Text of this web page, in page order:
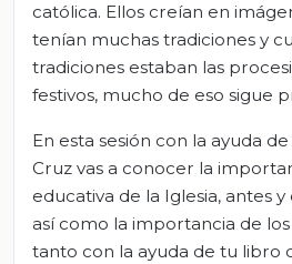
católica. Ellos creían en
tenían muchas tradiciones y
tradiciones estaban las
festivos, mucho de eso sigue
En esta sesión con la ayuda
Cruz vas a conocer la
educativa de la Iglesia, antes
así como la importancia de
tanto con la ayuda de tu libro